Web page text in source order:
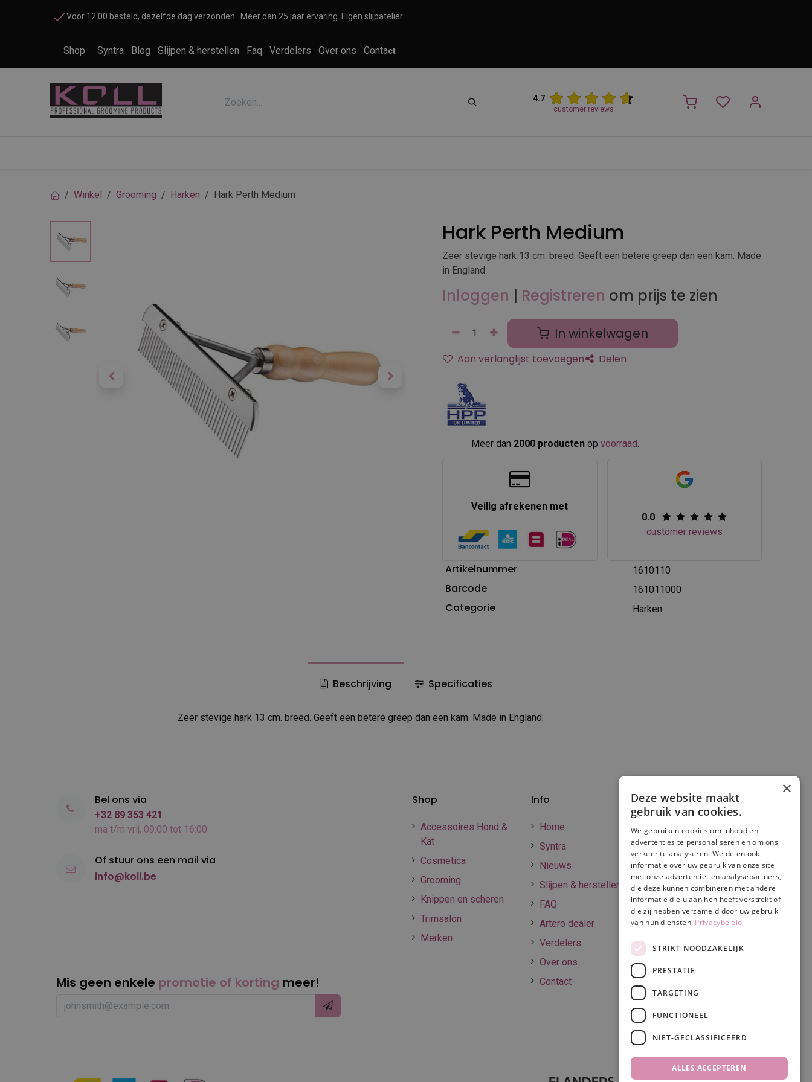
Voor 12:00 besteld, dezelfde dag verzonden Meer dan 25 jaar ervaring Eigen slijpatelier
Shop Syntra Blog Slijpen & herstellen Faq Verdelers Over ons Contact
4.7
customer reviews
Winkel Grooming Harken Hark Perth Medium
Hark Perth Medium
Zeer stevige hark 13 cm. breed. Geeft een betere greep dan een kam. Made
in England.
Inloggen | Registreren om prijs te zien
In winkelwagen
Aan verlanglijst toevoegen Delen
Meer dan 2000 producten op voorraad
Veilig afrekenen met
0.0
customer reviews
Artikelnummer 1610110
Barcode 161011000
Categorie Harken
Beschrijving Specificaties
Zeer stevige hark 13 cm. breed. Geeft een betere greep dan een kam. Made in England.
Info
Home
Syntra
Nieuws
Slijpen & herstellen
FAQ
Artero dealer
Verdelers
Over ons
Contact
Shop
Accessoires Hond &
Kat
Cosmetica
Grooming
Knippen en scheren
Trimsalon
Merken
Verzenden en
betalen
Online betalen
Retourneren
Algemene
voorwaarden
Privacy & Cookie
policy
Disclaimer
Mis geen enkele promotie of korting meer!
Bel ons via
+32 89 353 421
ma t/m vrij, 09:00 tot 16:00
Of stuur ons een mail via
info@koll.be
×
Deze website maakt
gebruik van cookies.
We gebruiken cookies om inhoud en
advertenties te personaliseren en om ons
verkeer te analyseren. We delen ook
informatie over uw gebruik van onze site
met onze advertentie- en analysepartners,
die deze kunnen combineren met andere
informatie die u aan hen heeft verstrekt of
die zij hebben verzameld door uw gebruik
van hun diensten. Privacybeleid
STRIKT NOODZAKELIJK
PRESTATIE
TARGETING
FUNCTIONEEL
NIET-GECLASSIFICEERD
ALLES ACCEPTEREN